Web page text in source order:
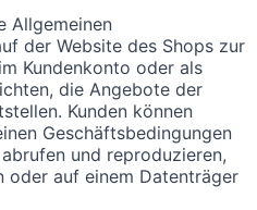
Allgemeinen
der Website des Shops zur
Kundenkonto oder als
die Angebote der
Kunden können
Geschäftsbedingungen
und reproduzieren,
oder auf einem Datenträger